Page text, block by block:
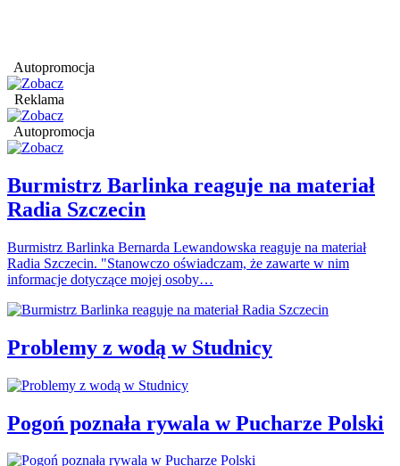
Autopromocja
Reklama
Autopromocja
Burmistrz Barlinka reaguje na materiał
Radia Szczecin
Burmistrz Barlinka Bernarda Lewandowska reaguje na materiał
Radia Szczecin. "Stanowczo oświadczam, że zawarte w nim
informacje dotyczące mojej osoby…
Problemy z wodą w Studnicy
Pogoń poznała rywala w Pucharze Polski